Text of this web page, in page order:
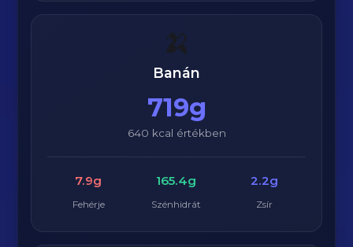
🍌
Banán
719g
640 kcal értékben
7.9g
Fehérje
165.4g
Szénhidrát
2.2g
Zsír